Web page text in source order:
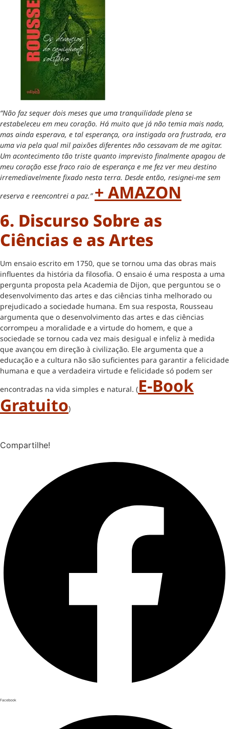
“Não faz sequer dois meses que uma tranquilidade plena se
restabeleceu em meu coração. Há muito que já não temia mais nada,
mas ainda esperava, e tal esperança, ora instigada ora frustrada, era
uma via pela qual mil paixões diferentes não cessavam de me agitar.
Um acontecimento tão triste quanto imprevisto finalmente apagou de
meu coração esse fraco raio de esperança e me fez ver meu destino
irremediavelmente fixado nesta terra. Desde então, resignei-me sem
reserva e reencontrei a paz.” + AMAZON
6. Discurso Sobre as
Ciências e as Artes
Um ensaio escrito em 1750, que se tornou uma das obras mais
influentes da história da filosofia. O ensaio é uma resposta a uma
pergunta proposta pela Academia de Dijon, que perguntou se o
desenvolvimento das artes e das ciências tinha melhorado ou
prejudicado a sociedade humana. Em sua resposta, Rousseau
argumenta que o desenvolvimento das artes e das ciências
corrompeu a moralidade e a virtude do homem, e que a
sociedade se tornou cada vez mais desigual e infeliz à medida
que avançou em direção à civilização. Ele argumenta que a
educação e a cultura não são suficientes para garantir a felicidade
humana e que a verdadeira virtude e felicidade só podem ser
encontradas na vida simples e natural. (E-Book
Gratuito)
Compartilhe!
Facebook